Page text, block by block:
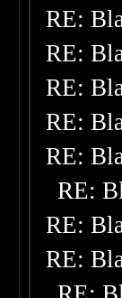
RE:
RE:
RE:
RE:
RE:
RE:
RE:
RE: